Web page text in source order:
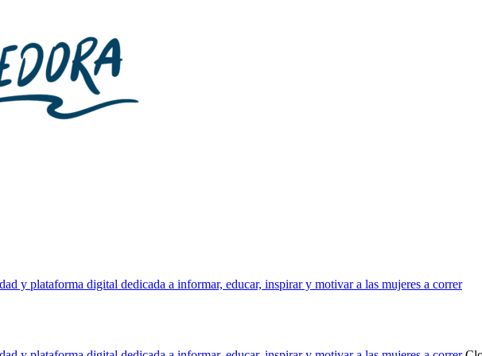
y plataforma digital dedicada a informar, educar, inspirar y motivar a las mujeres a correr